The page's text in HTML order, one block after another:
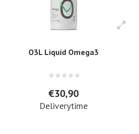
O3L Liquid Omega3
€30,90
Deliverytime